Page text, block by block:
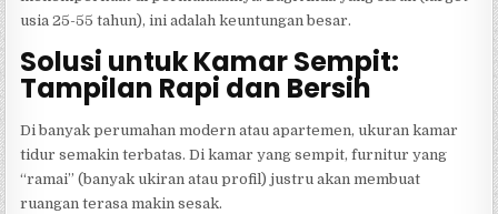
usia 25-55 tahun), ini adalah keuntungan besar.
Solusi untuk Kamar Sempit:
Tampilan Rapi dan Bersih
Di banyak perumahan modern atau apartemen, ukuran kamar
tidur semakin terbatas. Di kamar yang sempit, furnitur yang
“ramai” (banyak ukiran atau profil) justru akan membuat
ruangan terasa makin sesak.